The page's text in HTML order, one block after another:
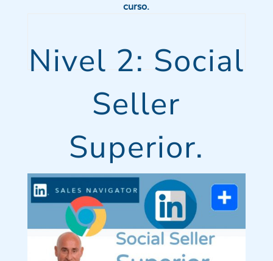
curso.
Nivel 2: Social
Seller
Superior.